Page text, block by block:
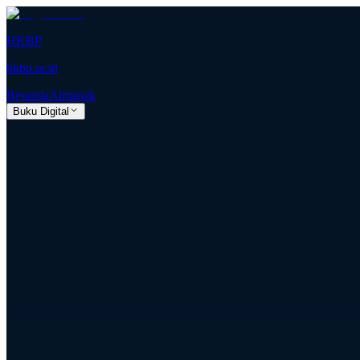
HKBP
hkbp.or.id
BerandaAlmanak
Buku Digital